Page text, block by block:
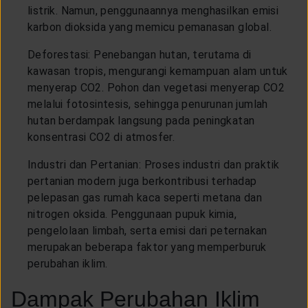
listrik. Namun, penggunaannya menghasilkan emisi
karbon dioksida yang memicu pemanasan global.
Deforestasi: Penebangan hutan, terutama di
kawasan tropis, mengurangi kemampuan alam untuk
menyerap CO2. Pohon dan vegetasi menyerap CO2
melalui fotosintesis, sehingga penurunan jumlah
hutan berdampak langsung pada peningkatan
konsentrasi CO2 di atmosfer.
Industri dan Pertanian: Proses industri dan praktik
pertanian modern juga berkontribusi terhadap
pelepasan gas rumah kaca seperti metana dan
nitrogen oksida. Penggunaan pupuk kimia,
pengelolaan limbah, serta emisi dari peternakan
merupakan beberapa faktor yang memperburuk
perubahan iklim.
Dampak Perubahan Iklim